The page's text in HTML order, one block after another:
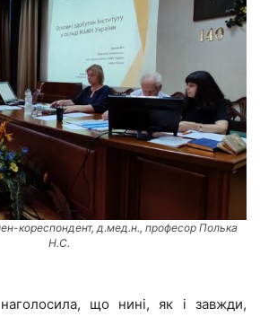
кореспондент, д.мед.н., професор Полька
Н.С.
що нині, як і завжди,